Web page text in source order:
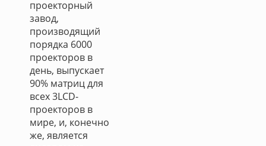
проекторный
завод,
производящий
порядка 6000
проекторов в
день, выпускает
90% матриц для
всех 3LCD-
проекторов в
мире, и, конечно
же, является